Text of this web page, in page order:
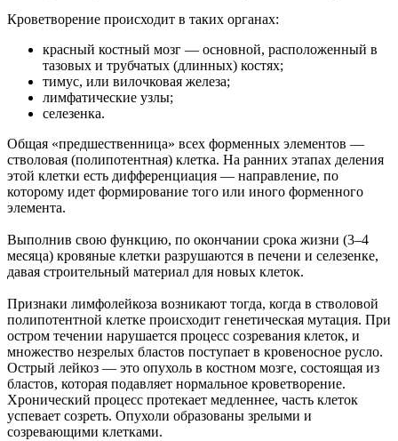
Кроветворение происходит в таких органах:
красный костный мозг — основной, расположенный в
тазовых и трубчатых (длинных) костях;
тимус, или вилочковая железа;
лимфатические узлы;
селезенка.
Общая «предшественница» всех форменных элементов —
стволовая (полипотентная) клетка. На ранних этапах деления
этой клетки есть дифференциация — направление, по
которому идет формирование того или иного форменного
элемента.
Выполнив свою функцию, по окончании срока жизни (3–4
месяца) кровяные клетки разрушаются в печени и селезенке,
давая строительный материал для новых клеток.
Признаки лимфолейкоза возникают тогда, когда в стволовой
полипотентной клетке происходит генетическая мутация. При
остром течении нарушается процесс созревания клеток, и
множество незрелых бластов поступает в кровеносное русло.
Острый лейкоз — это опухоль в костном мозге, состоящая из
бластов, которая подавляет нормальное кроветворение.
Хронический процесс протекает медленнее, часть клеток
успевает созреть. Опухоли образованы зрелыми и
созревающими клетками.